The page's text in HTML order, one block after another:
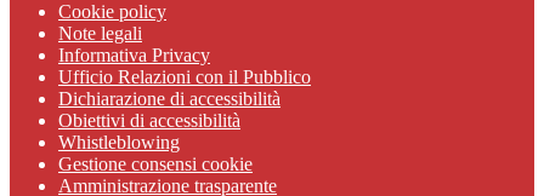
Cookie policy
Note legali
Informativa Privacy
Ufficio Relazioni con il Pubblico
Dichiarazione di accessibilità
Obiettivi di accessibilità
Whistleblowing
Gestione consensi cookie
Amministrazione trasparente